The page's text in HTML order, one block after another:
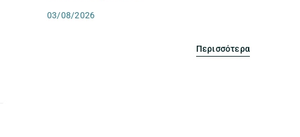
03/08/2026
Περισσότερα